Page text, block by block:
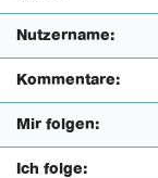
Nutzername:
Kommentare:
Mir folgen:
Ich folge: